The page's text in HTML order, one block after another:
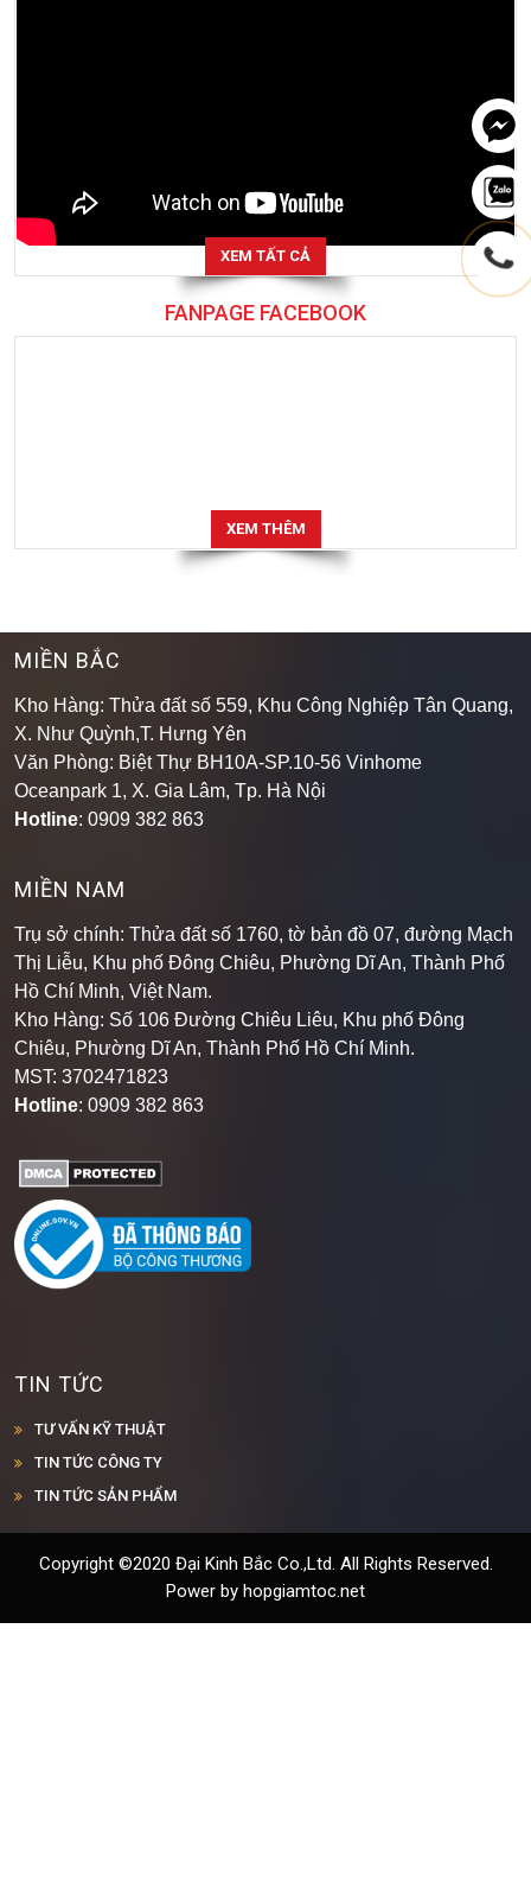
XEM TẤT CẢ
FANPAGE FACEBOOK
XEM THÊM
MIỀN BẮC
Kho Hàng: Thửa đất số 559, Khu Công Nghiệp Tân Quang,
X. Như Quỳnh,T. Hưng Yên
Văn Phòng: Biệt Thự BH10A-SP.10-56 Vinhome
Oceanpark 1, X. Gia Lâm, Tp. Hà Nội
Hotline: 0909 382 863
MIỀN NAM
Trụ sở chính: Thửa đất số 1760, tờ bản đồ 07, đường Mạch
Thị Liễu, Khu phố Đông Chiêu, Phường Dĩ An, Thành Phố
Hồ Chí Minh, Việt Nam.
Kho Hàng: Số 106 Đường Chiêu Liêu, Khu phố Đông
Chiêu, Phường Dĩ An, Thành Phố Hồ Chí Minh.
MST: 3702471823
Hotline: 0909 382 863
TIN TỨC
TƯ VẤN KỸ THUẬT
TIN TỨC CÔNG TY
TIN TỨC SẢN PHẨM
Copyright ©2020 Đại Kinh Bắc Co.,Ltd. All Rights Reserved.
Power by hopgiamtoc.net